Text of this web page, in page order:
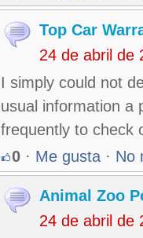
Top Car
24 de abril de
I simply could not
usual information a
frequently to check
0 · Me gusta · No
Animal Zoo
24 de abril de